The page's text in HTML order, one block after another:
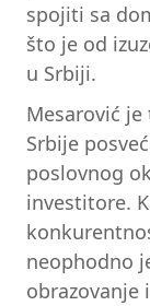
spojiti sa
što je od
u Srbiji.
Mesarović
Srbije
poslovnog
investitore.
neophodno
obrazovanje